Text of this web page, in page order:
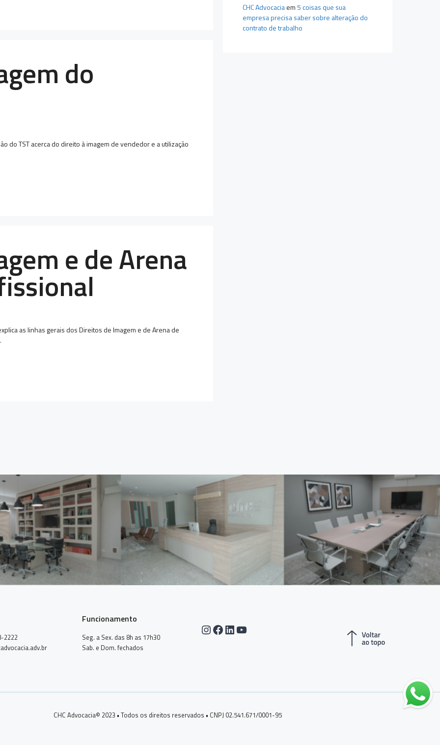
do
do TST acerca do direito à imagem de vendedor e a utilização
e de Arena
as linhas gerais dos Direitos de Imagem e de Arena de
CHC Advocaciaem5 coisas que sua
empresa precisa saber sobre alteração do
contrato de trabalho
2222
Funcionamento
Seg. a Sex. das 8h as 17h30
Sab. e Dom. fechados
Instagram
Facebook
LinkedIn
Youtube
CHC Advocacia© 2023 • Todos os direitos reservados • CNPJ 02.541.671/0001-95